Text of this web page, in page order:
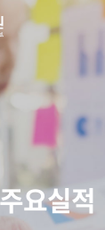
주요실적